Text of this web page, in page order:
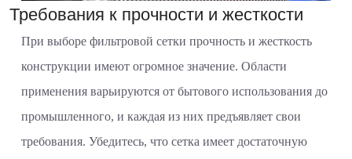
Требования к прочности и жесткости
При выборе фильтровой сетки прочность и жесткость
конструкции имеют огромное значение. Области
применения варьируются от бытового использования до
промышленного, и каждая из них предъявляет свои
требования. Убедитесь, что сетка имеет достаточную